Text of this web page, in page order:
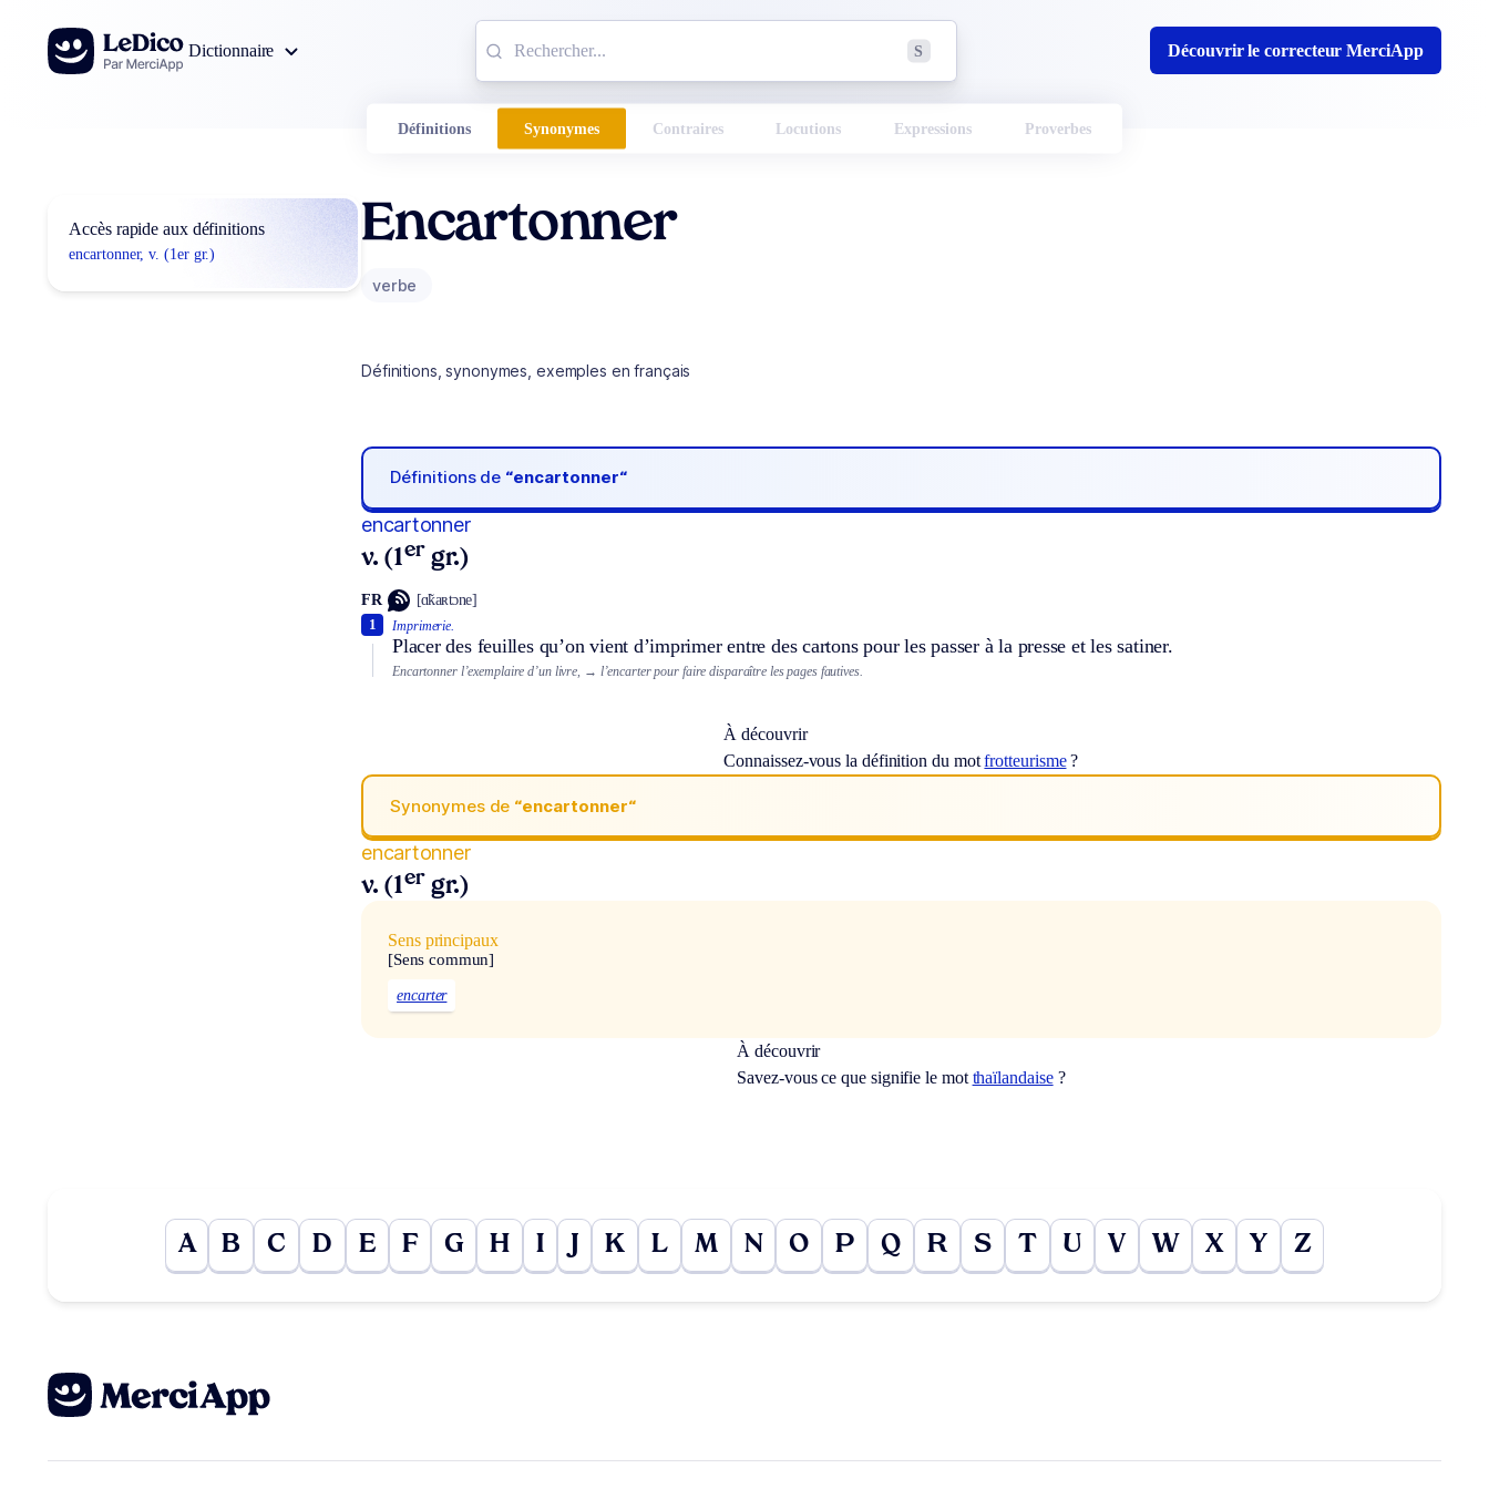
Aller au contenu
Dictionnaire
S Découvrir le correcteur MerciApp
Définitions Synonymes Contraires Locutions Expressions Proverbes
Accès rapide aux définitions
encartonner, v. (1er gr.)
Encartonner
verbe
Définitions, synonymes, exemples en français
Définitions de “encartonner“
encartonner
v. (1er gr.)
FR [ɑ̃kaʀtɔne]
Imprimerie.
Placer des feuilles qu’on vient d’imprimer entre des cartons pour les passer à la presse et les satiner.
1
Encartonner l’exemplaire d’un livre, → l’encarter pour faire disparaître les pages fautives.
À découvrir
Connaissez-vous la définition du motfrotteurisme?
Synonymes de “encartonner“
encartonner
v. (1er gr.)
Sens principaux
[Sens commun]
encarter
À découvrir
Savez-vous ce que signifie le mot thaïlandaise?
A B C D E F G H I J K L M N O P Q R S T U V W X Y Z